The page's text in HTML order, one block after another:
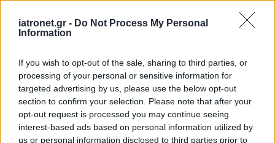
iatronet.gr - Do Not Process My Personal
Information
If you wish to opt-out of the sale, sharing to third parties, or
processing of your personal or sensitive information for
targeted advertising by us, please use the below opt-out
section to confirm your selection. Please note that after your
opt-out request is processed you may continue seeing
interest-based ads based on personal information utilized by
us or personal information disclosed to third parties prior to
περισσότερο τις οθόνες
[μελέτη]
Σημάδια οτι βιώνετε
κρίση πανικού